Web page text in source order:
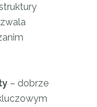
– dobrze